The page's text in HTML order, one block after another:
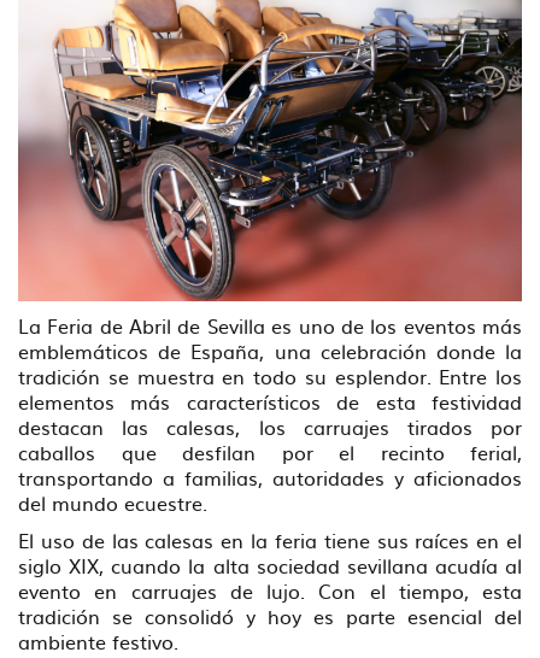
La Feria de Abril de Sevilla es uno de los eventos más
emblemáticos de España, una celebración donde la
tradición se muestra en todo su esplendor. Entre los
elementos más característicos de esta festividad
destacan las calesas, los carruajes tirados por
caballos que desfilan por el recinto ferial,
transportando a familias, autoridades y aficionados
del mundo ecuestre.
El uso de las calesas en la feria tiene sus raíces en el
siglo XIX, cuando la alta sociedad sevillana acudía al
evento en carruajes de lujo. Con el tiempo, esta
tradición se consolidó y hoy es parte esencial del
ambiente festivo.